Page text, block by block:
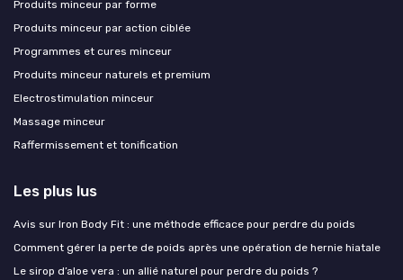
Produits minceur par forme
Produits minceur par action ciblée
Programmes et cures minceur
Produits minceur naturels et premium
Electrostimulation minceur
Massage minceur
Raffermissement et tonification
Les plus lus
Avis sur Iron Body Fit : une méthode efficace pour perdre du poids
Comment gérer la perte de poids après une opération de hernie hiatale
Le sirop d’aloe vera : un allié naturel pour perdre du poids ?